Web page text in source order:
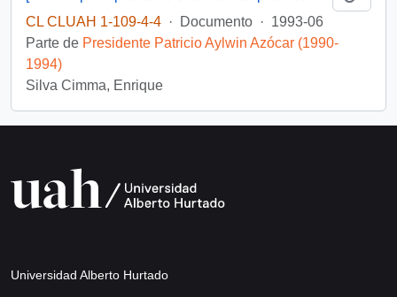
CL CLUAH 1-109-4-4 · Documento · 1993-06
Parte de Presidente Patricio Aylwin Azócar (1990-
1994)
Silva Cimma, Enrique
Universidad Alberto Hurtado